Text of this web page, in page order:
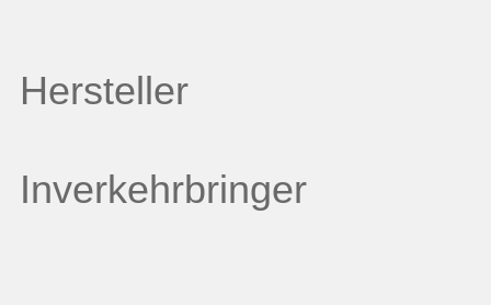
Hersteller
Inverkehrbringer